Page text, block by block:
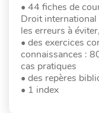
• 44 fiches de
Droit
les erreurs à
• des exercices
connaissances :
cas pratiques
• des repères
• 1 index